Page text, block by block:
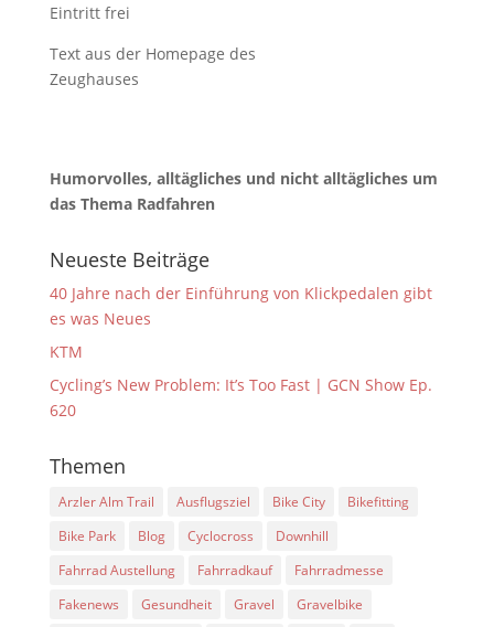
Eintritt frei
Text aus der Homepage des
Zeughauses
Humorvolles, alltägliches und nicht alltägliches um
das Thema Radfahren
Neueste Beiträge
40 Jahre nach der Einführung von Klickpedalen gibt
es was Neues
KTM
Cycling’s New Problem: It’s Too Fast | GCN Show Ep.
620
Themen
Arzler Alm Trail Ausflugsziel Bike City
Bikefitting
Bike Park
Blog Cyclocross
Downhill
Fahrrad Austellung
Fahrradkauf
Fahrradmesse
Fakenews
Gesundheit Gravel
Gravelbike